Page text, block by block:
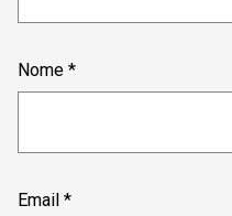
Nome *
Email *